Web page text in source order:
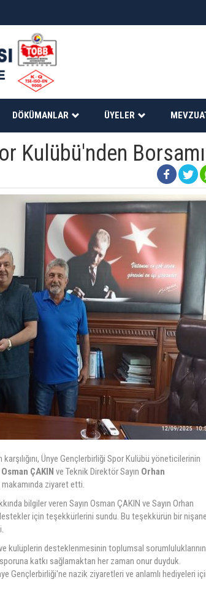
DÖKÜMANLAR ÜYELER
Kulübü'nden
Ünye Gençlerbirliği Spor Kulübü yöneticilerinin
Osman ÇAKIN ve Teknik Direktör Sayın Orhan
makamında ziyaret etti.
bilgiler veren Sayın Osman ÇAKIN ve Sayın Orhan
için teşekkürlerini sundu. Bu teşekkürün bir
kulüplerin desteklenmesinin toplumsal
katkı sağlamaktan her zaman onur duyduk.
Gençlerbirliği'ne nazik ziyaretleri ve anlamlı hediyeleri